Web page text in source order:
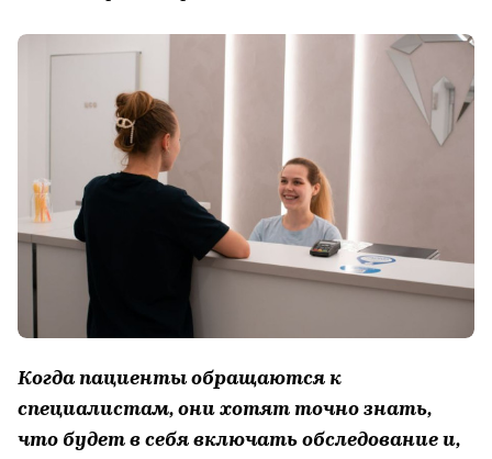
Когда пациенты обращаются к
специалистам, они хотят точно знать,
что будет в себя включать обследование и,